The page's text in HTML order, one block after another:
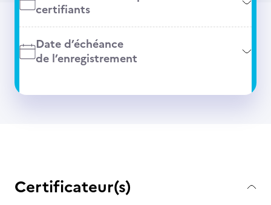
certifiants
Date d’échéance
de l’enregistrement
Certificateur(s)